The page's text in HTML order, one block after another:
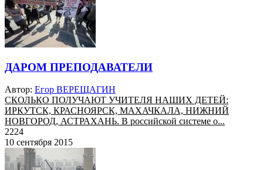
ДАРОМ ПРЕПОДАВАТЕЛИ
Автор: Егор ВЕРЕЩАГИН
СКОЛЬКО ПОЛУЧАЮТ УЧИТЕЛЯ НАШИХ ДЕТЕЙ:
ИРКУТСК, КРАСНОЯРСК, МАХАЧКАЛА, НИЖНИЙ
НОВГОРОД, АСТРАХАНЬ. В российской системе о...
2224
10 сентября 2015